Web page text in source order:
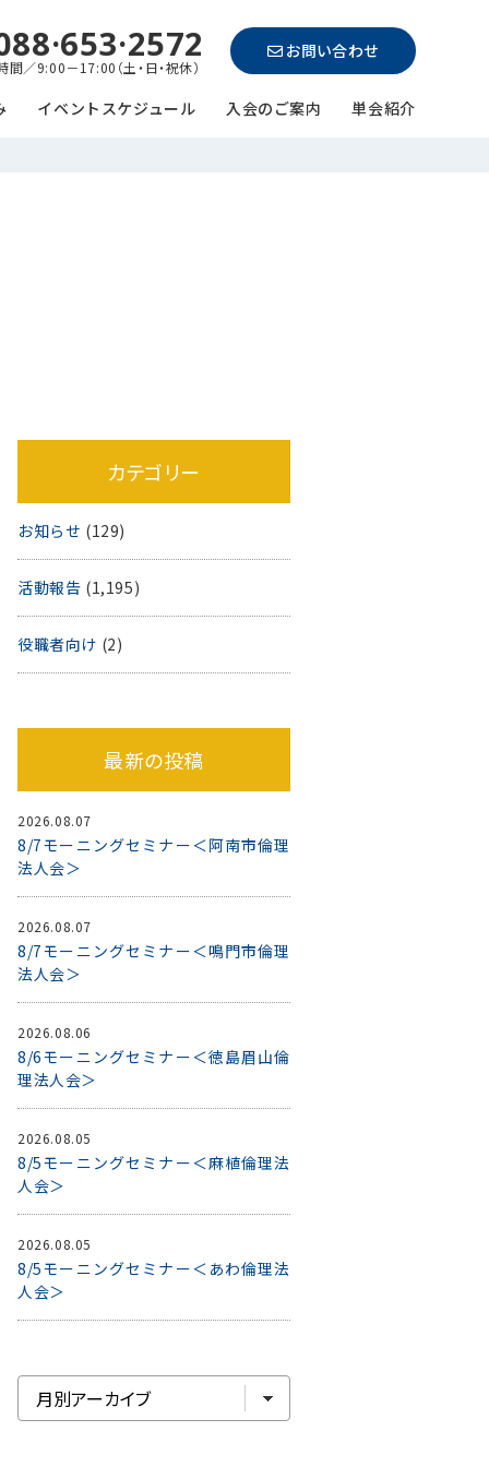
間／9:00－17:00（土・日・祝休）
お問い合わせ
イベントスケジュール 入会のご案内 単会紹介
カテゴリー
お知らせ (129)
活動報告 (1,195)
役職者向け (2)
最新の投稿
2026.08.07
8/7モーニングセミナー＜阿南市倫理
法人会＞
2026.08.07
8/7モーニングセミナー＜鳴門市倫理
法人会＞
2026.08.06
8/6モーニングセミナー＜徳島眉山倫
理法人会＞
2026.08.05
8/5モーニングセミナー＜麻植倫理法
人会＞
2026.08.05
8/5モーニングセミナー＜あわ倫理法
人会＞